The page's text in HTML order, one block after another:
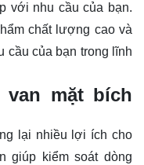
với nhu cầu của bạn.
chất lượng cao và
cầu của bạn trong lĩnh
mặt bích
lại nhiều lợi ích cho
giúp kiểm soát dòng